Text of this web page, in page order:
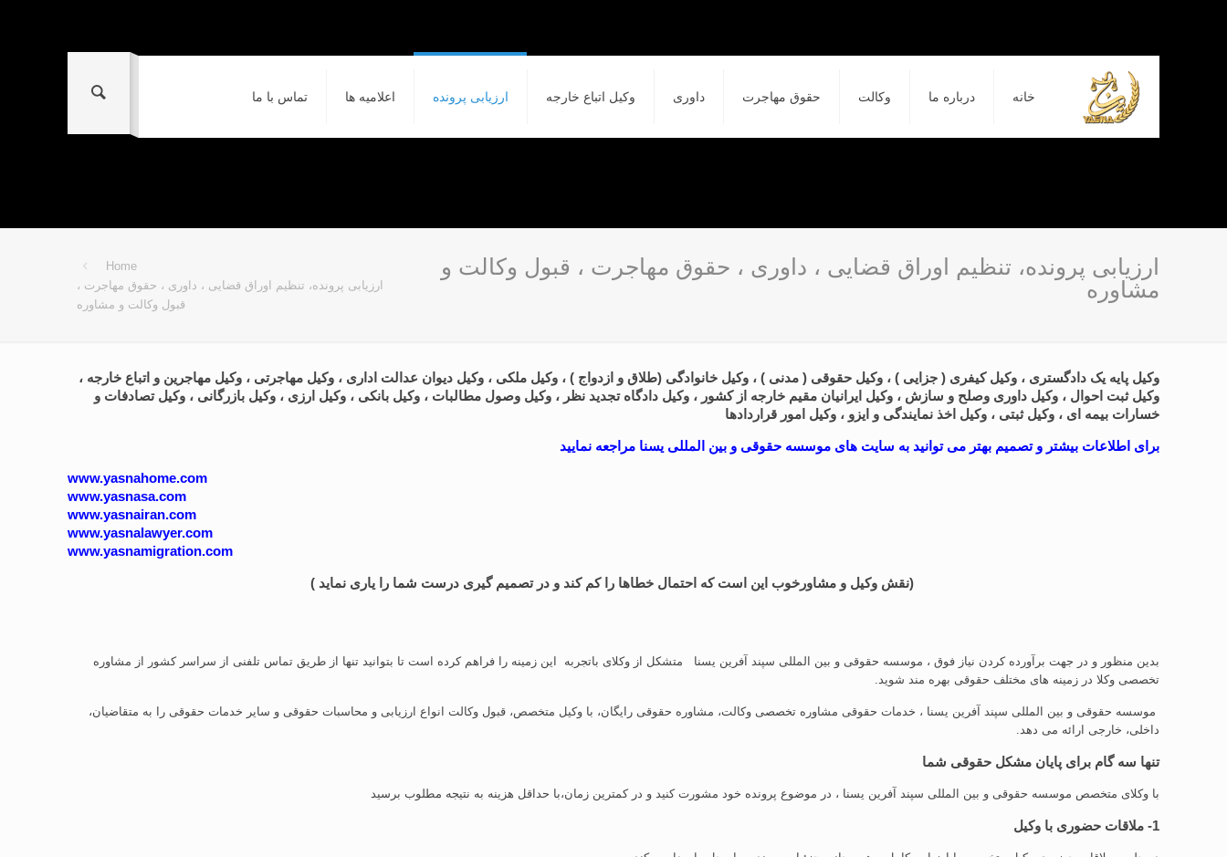
خانه درباره ما وکالت حقوق مهاجرت داوری وکیل اتباع خارجه ارزیابی پرونده اعلامیه ها تماس با ما
ارزیابی پرونده، تنظیم اوراق قضایی ، داوری ، حقوق مهاجرت ، قبول وکالت و
مشاوره
Home
ارزیابی پرونده، تنظیم اوراق قضایی ، داوری ، حقوق مهاجرت ،
قبول وکالت و مشاوره
وکیل پایه یک دادگستری ، وکیل کیفری ( جزایی ) ، وکیل حقوقی ( مدنی ) ، وکیل خانوادگی (طلاق و ازدواج ) ، وکیل ملکی ، وکیل دیوان عدالت اداری ، وکیل مهاجرتی ، وکیل مهاجرین و اتباع خارجه ،
وکیل ثبت احوال ، وکیل داوری وصلح و سازش ، وکیل ایرانیان مقیم خارجه از کشور ، وکیل دادگاه تجدید نظر ، وکیل وصول مطالبات ، وکیل بانکی ، وکیل ارزی ، وکیل بازرگانی ، وکیل تصادفات و
خسارات بیمه ای ، وکیل ثبتی ، وکیل اخذ نمایندگی و ایزو ، وکیل امور قراردادها
برای اطلاعات بیشتر و تصمیم بهتر می توانید به سایت های موسسه حقوقی و بین المللی یسنا مراجعه نمایید
www.yasnasa.com
www.yasnalawyer.com
www.yasnamigration.com
(نقش وکیل و مشاورخوب این است که احتمال خطاها را کم کند و در تصمیم گیری درست شما را یاری نماید )
بدین منظور و در جهت برآورده کردن نیاز فوق ، موسسه حقوقی و بین المللی سپند آفرین یسنا متشکل از وکلای باتجربه این زمینه را فراهم کرده است تا بتوانید تنها از طریق تماس تلفنی از سراسر کشور از مشاوره
تخصصی وکلا در زمینه های مختلف حقوقی بهره مند شوید.
موسسه حقوقی و بین المللی سپند آفرین یسنا ، خدمات حقوقی مشاوره تخصصی وکالت، مشاوره حقوقی رایگان، با وکیل متخصص، قبول وکالت انواع ارزیابی و محاسبات حقوقی و سایر خدمات حقوقی را به متقاضیان،
داخلی، خارجی ارائه می دهد.
تنها سه گام برای پایان مشکل حقوقی شما
با وکلای متخصص موسسه حقوقی و بین المللی سپند آفرین یسنا ، در موضوع پرونده خود مشورت کنید و در کمترین زمان،‌با حداقل هزینه به نتیجه مطلوب برسید
1- ملاقات حضوری با وکیل